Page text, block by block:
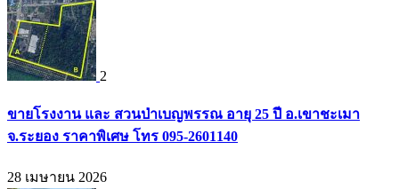
2
ขายโรงงาน และ สวนป่าเบญพรรณ อายุ 25 ปี อ.เขาชะเมา
จ.ระยอง ราคาพิเศษ โทร 095-2601140
28 เมษายน 2026